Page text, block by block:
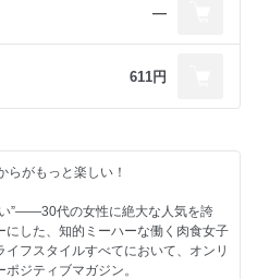
Studio 6月
6月
Camera 6月
きちゃいました！
おしゃれ特ダネ』ノートブック
で２名にプレゼント！
します！
ます！ Part 01 ｢Domani変身バス｣
スして、夏までに変わります！ 宣
―
611円
らがもっと楽しい！
”――30代の女性に絶大な人気を誇
した、知的ミーハーな働く肉食女子
フスタイルすべてにおいて、オンリ
ジティブマガジン。